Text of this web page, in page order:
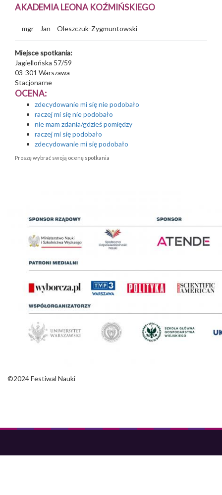
AKADEMIA LEONA KOŹMIŃSKIEGO
mgr Jan Oleszczuk-Zygmuntowski
Miejsce spotkania:
Jagiellońska 57/59
03-301 Warszawa
Stacjonarne
OCENA:
zdecydowanie mi się nie podobało
raczej mi się nie podobało
nie mam zdania/gdzieś pomiędzy
raczej mi się podobało
zdecydowanie mi się podobało
Proszę wybrać swoją ocenę spotkania
©2024 Festiwal Nauki